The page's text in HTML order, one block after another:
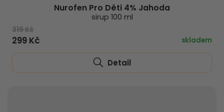
Nurofen Pro Děti 4% Jahoda
sirup 100 ml
319 Kč
299 Kč skladem
Detail